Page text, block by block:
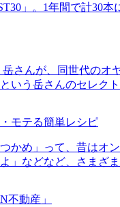
」。1年間で計30
岳さんが、同世代の
いう岳さんのセレク
モテる簡単レシピ
かめ」って、昔は
」などなど、さまざ
不動産」